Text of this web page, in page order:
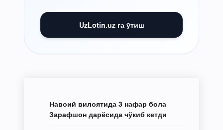
UzLotin.uz га ўтиш
Навоий вилоятида 3 нафар бола
Зарафшон дарёсида чўкиб кетди